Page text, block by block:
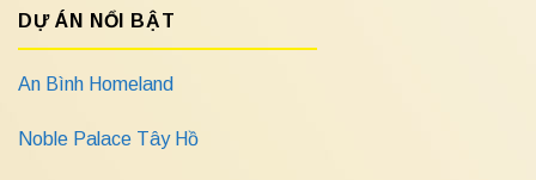
DỰ ÁN NỔI BẬT
An Bình Homeland
Noble Palace Tây Hồ